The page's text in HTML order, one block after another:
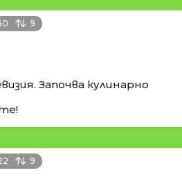
9
Започва кулинарно
9